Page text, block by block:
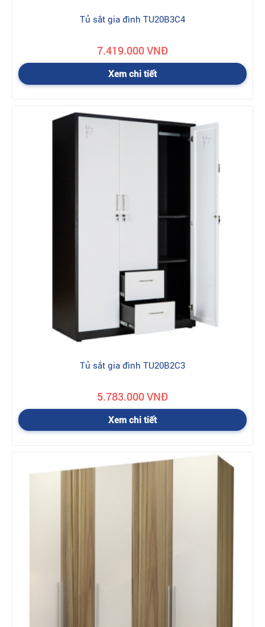
Tủ sắt gia đình TU20B3C4
7.419.000 VNĐ
Xem chi tiết
Tủ sắt gia đình TU20B2C3
5.783.000 VNĐ
Xem chi tiết